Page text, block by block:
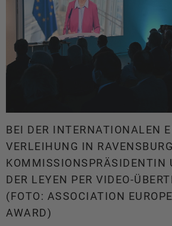
BEI DER INTERNATIONALEN
VERLEIHUNG IN
KOMMISSIONSPRÄSIDENTIN
DER LEYEN PER VIDEO-
(FOTO: ASSOCIATION
AWARD)